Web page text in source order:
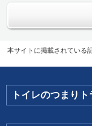
本サイトに掲載されている
トイレのつまり